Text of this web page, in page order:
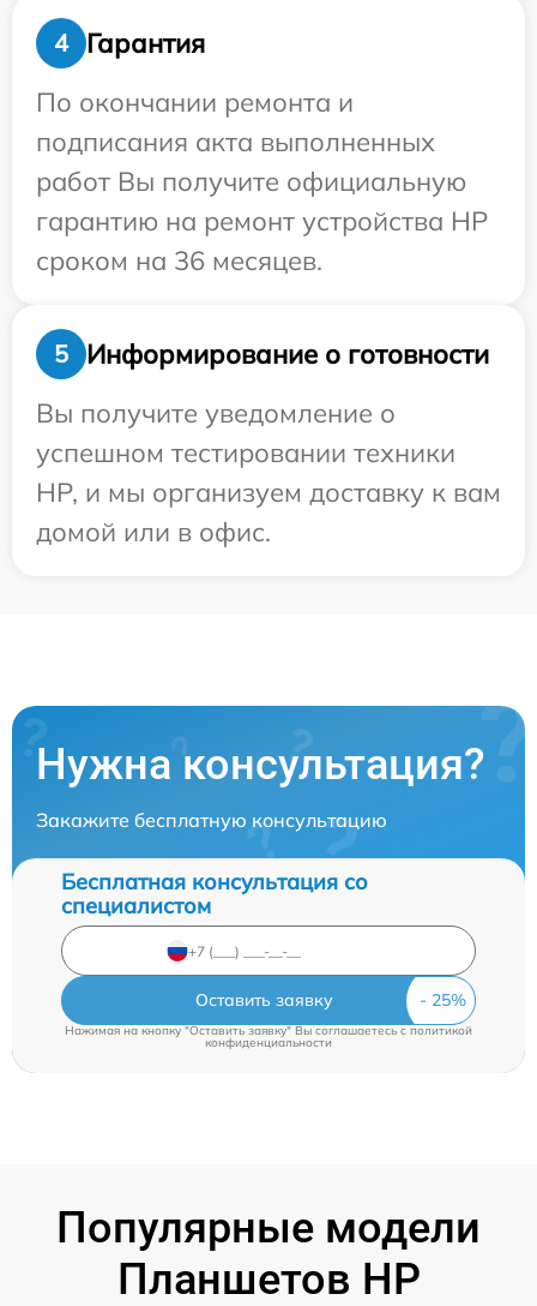
4
Гарантия
По окончании ремонта и
подписания акта выполненных
работ Вы получите официальную
гарантию на ремонт устройства HP
сроком на 36 месяцев.
5
Информирование о готовности
Вы получите уведомление о
успешном тестировании техники
HP, и мы организуем доставку к вам
домой или в офис.
Нужна консультация?
Закажите бесплатную консультацию
Бесплатная консультация со
специалистом
Оставить заявку
Нажимая на кнопку "Оставить заявку" Вы соглашаетесь cполитикой
конфиденциальности
Популярные модели
Планшетов HP